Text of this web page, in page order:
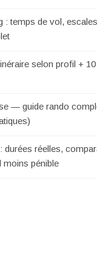
temps de vol,
selon profil +
— guide rando
réelles,
moins pénible